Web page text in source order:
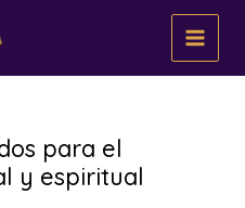
para el
y espiritual